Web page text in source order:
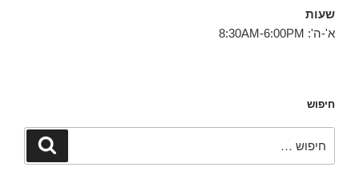
שעות
א'-ה': 8:30AM-6:00PM
חיפוש
חיפוש